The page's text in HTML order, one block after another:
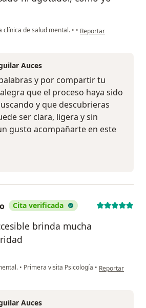
clínica de salud mental. • • en opinión del usuario
Reportar
Auces
y por compartir tu
que el proceso haya sido
y que descubrieras
ser clara, ligera y sin
gusto acompañarte en este
Cita verificada
brinda mucha
• Primera visita Psicología • en opinión del
Reportar
Auces